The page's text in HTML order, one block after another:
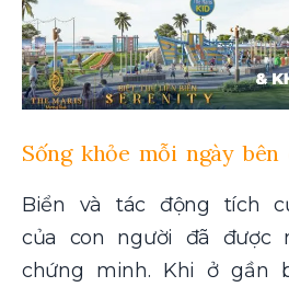
Sống khỏe mỗi ngày bên
Biển và tác động tích
của con người đã được
chứng minh. Khi ở gần